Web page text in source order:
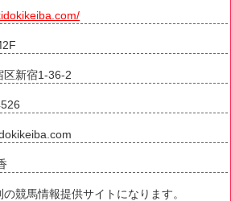
区新宿1-36-2
の競馬情報提供サイトになります。